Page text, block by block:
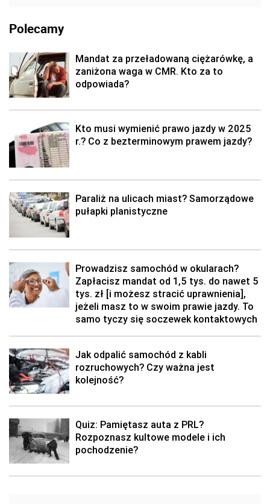
Polecamy
Mandat za przeładowaną ciężarówkę, a
zaniżona waga w CMR. Kto za to
odpowiada?
Kto musi wymienić prawo jazdy w 2025
r.? Co z bezterminowym prawem jazdy?
Paraliż na ulicach miast? Samorządowe
pułapki planistyczne
Prowadzisz samochód w okularach?
Zapłacisz mandat od 1,5 tys. do nawet 5
tys. zł [i możesz stracić uprawnienia],
jeżeli masz to w swoim prawie jazdy. To
samo tyczy się soczewek kontaktowych
Jak odpalić samochód z kabli
rozruchowych? Czy ważna jest
kolejność?
Quiz: Pamiętasz auta z PRL?
Rozpoznasz kultowe modele i ich
pochodzenie?